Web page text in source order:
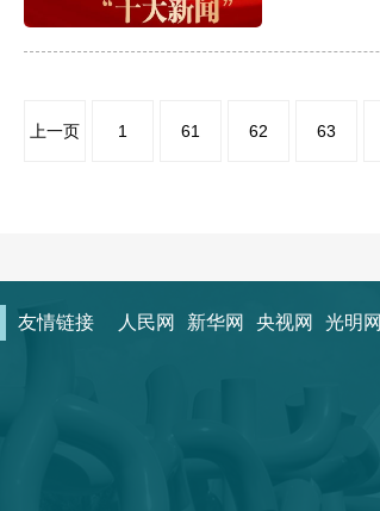
上一页 1 61 62 63
友情链接 人民网 新华网 央视网 光明网